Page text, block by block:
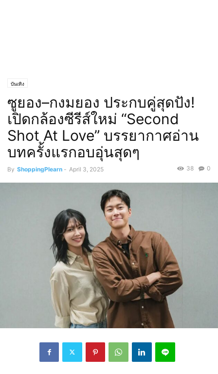
บันเทิง
ซูยอง–กงมยอง ประกบคู่สุดปัง!
เปิดกล้องซีรีส์ใหม่ “Second
Shot At Love” บรรยากาศอ่าน
บทครั้งแรกอบอุ่นสุดๆ
By ShoppingPlearn - April 3, 2025 0
38